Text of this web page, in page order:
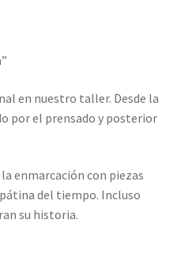
en nuestro taller. Desde la
por el prensado y posterior
enmarcación con piezas
del tiempo. Incluso
su historia.